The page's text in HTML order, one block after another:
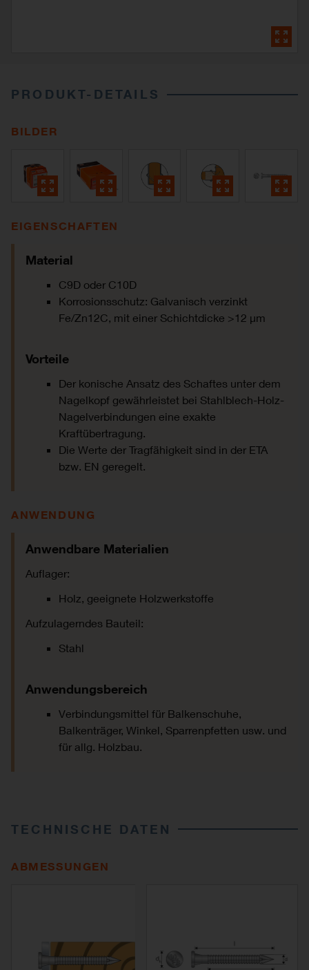
PRODUKT-DETAILS
BILDER
EIGENSCHAFTEN
Material
C9D oder C10D
Korrosionsschutz: Galvanisch verzinkt
Fe/Zn12C, mit einer Schichtdicke >12 µm
Vorteile
Der konische Ansatz des Schaftes unter dem
Nagelkopf gewährleistet bei Stahlblech-Holz-
Nagelverbindungen eine exakte
Kraftübertragung.
Die Werte der Tragfähigkeit sind in der ETA
bzw. EN geregelt.
ANWENDUNG
Anwendbare Materialien
Auflager:
Holz, geeignete Holzwerkstoffe
Aufzulagerndes Bauteil:
Stahl
Anwendungsbereich
Verbindungsmittel für Balkenschuhe,
Balkenträger, Winkel, Sparrenpfetten usw. und
für allg. Holzbau.
TECHNISCHE DATEN
ABMESSUNGEN